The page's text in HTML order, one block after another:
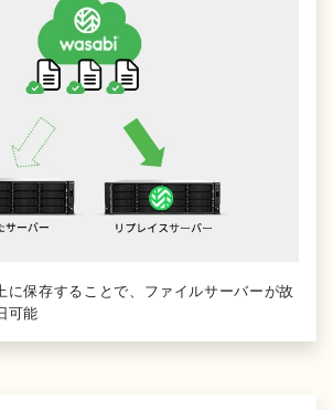
に保存することで、ファイルサーバーが故
可能